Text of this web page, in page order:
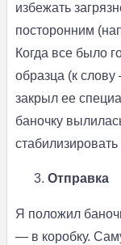
избежать
посторонним
Когда все было
образца (к
закрыл ее
баночку
Отправка
Я положил
— в коробку.